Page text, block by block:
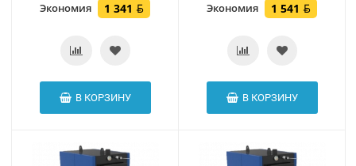
Экономия 1 341
В КОРЗИНУ
Экономия 1 541
В КОРЗИНУ